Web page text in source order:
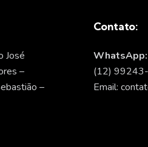
José
–
–
Contato:
WhatsApp:
(12)
Email: